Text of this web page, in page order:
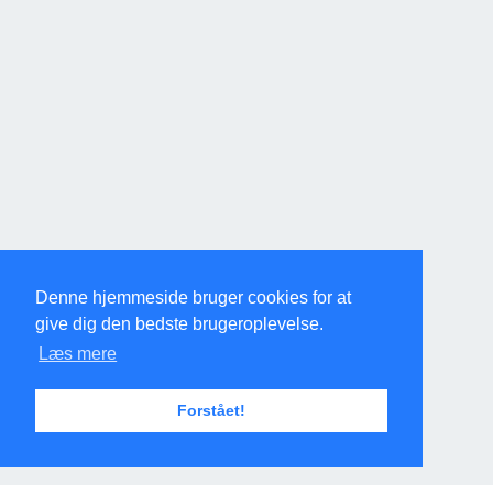
Denne hjemmeside bruger cookies for at
give dig den bedste brugeroplevelse.
Læs mere
Forstået!